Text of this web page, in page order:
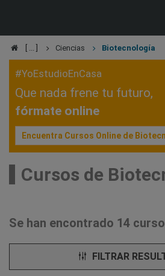
Ciencias Biotecnología
#YoEstudioEnCasa
Que nada frene tu futuro,
fórmate online
Encuentra Cursos Online de
Cursos de
Se han encontrado 14
FILTRAR